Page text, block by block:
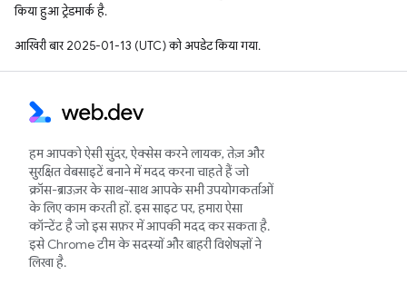
किया हुआ ट्रेडमार्क है.
आखिरी बार 2025-01-13 (UTC) को अपडेट किया गया.
हम आपको ऐसी सुंदर, ऐक्सेस करने लायक, तेज़ और
सुरक्षित वेबसाइटें बनाने में मदद करना चाहते हैं जो
क्रॉस-ब्राउज़र के साथ-साथ आपके सभी उपयोगकर्ताओं
के लिए काम करती हों. इस साइट पर, हमारा ऐसा
कॉन्टेंट है जो इस सफ़र में आपकी मदद कर सकता है.
इसे Chrome टीम के सदस्यों और बाहरी विशेषज्ञों ने
लिखा है.